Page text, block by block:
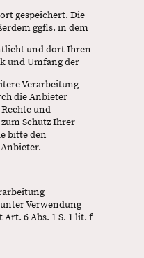
gespeichert. Die
ggfls. in dem
und dort Ihren
und Umfang der
Verarbeitung
die Anbieter
und
Schutz Ihrer
bitte den
Verwendung
6 Abs. 1 S. 1 lit. f